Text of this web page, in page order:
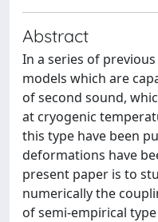
Abstract
In a series of
models which are
of second sound,
at cryogenic
this type have been
deformations have
present paper is to
numerically the
of semi-empirical